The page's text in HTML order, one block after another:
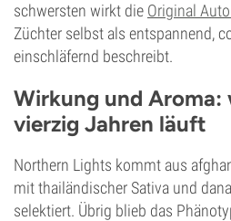
schwersten wirkt die Original
Züchter selbst als entspannend,
einschläfernd beschreibt.
Wirkung und Aroma:
vierzig Jahren läuft
Northern Lights kommt aus
mit thailändischer Sativa und
selektiert. Übrig blieb das